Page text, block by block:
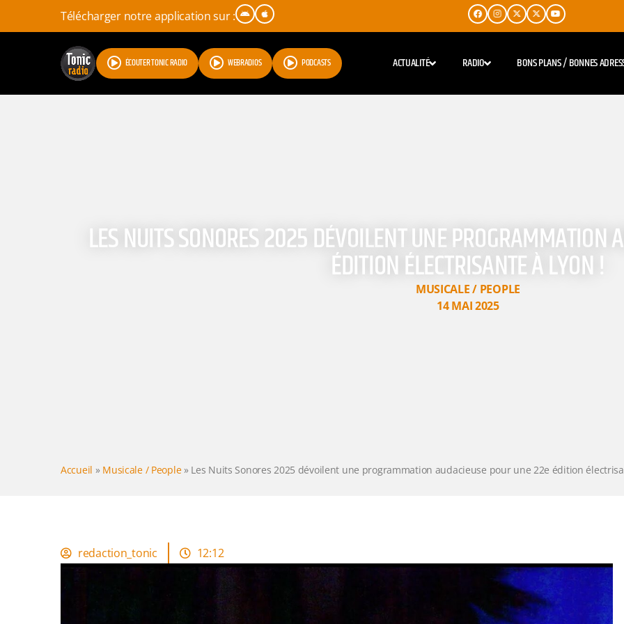
Télécharger notre application sur :
ÉCOUTER TONIC RADIO WEBRADIOS PODCASTS ACTUALITÉ RADIO BONS PLANS / BONNES
LES NUITS SONORES 2025 DÉVOILENT UNE PROGRAMMATION
ÉDITION ÉLECTRISANTE À LYON !
MUSICALE / PEOPLE
14 MAI 2025
Accueil » Musicale / People» Les Nuits Sonores 2025 dévoilent une programmation audacieuse pour une 22e édition
redaction_tonic 12:12